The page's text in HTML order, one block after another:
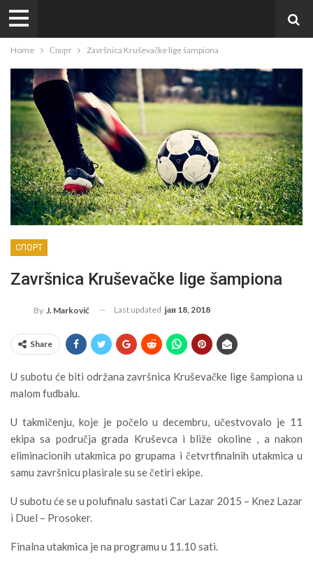
Home Спорт Završnica Kruševačke lige šampiona
СПОРТ
Završnica Kruševačke lige šampiona
By J. Marković Last updated јан 18, 2018
Share
U subotu će biti održana završnica Kruševačke lige šampiona u
malom fudbalu.
U takmičenju, koje je počelo u decembru, učestvovalo je 11
ekipa sa područja grada Kruševca i bliže okoline , a nakon
eliminacionih utakmica po grupama i četvrtfinalnih utakmica u
samu završnicu plasirale su se četiri ekipe.
U subotu će se u polufinalu sastati Car Lazar 2015 – Knez Lazar
i Duel – Prosoker.
Finalna utakmica je na programu u 11.10 sati.